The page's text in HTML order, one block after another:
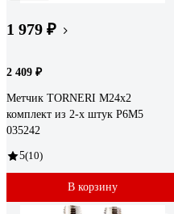
1 979 ₽
2 409 ₽
Метчик TORNERI М24х2
комплект из 2-х штук Р6М5
035242
5(10)
В корзину